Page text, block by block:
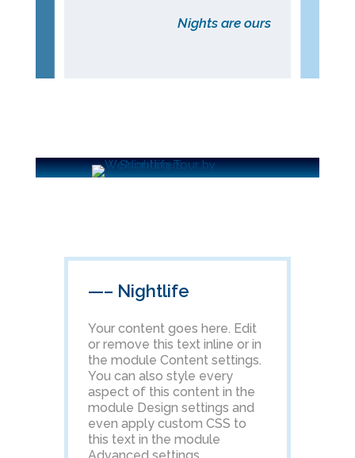
Nights are ours
—– Nightlife
Your content goes here. Edit
or remove this text inline or in
the module Content settings.
You can also style every
aspect of this content in the
module Design settings and
even apply custom CSS to
this text in the module
Advanced settings.